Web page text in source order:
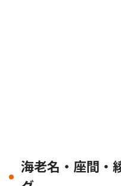
海老名・座間・